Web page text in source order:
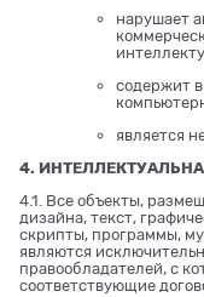
нарушает
содержит
является
4.
4.1. Все объекты,
дизайна, текст,
скрипты, программы,
являются
правообладателей, с
соответствующие